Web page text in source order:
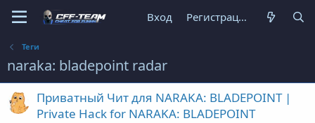
Вход Регистрация
Теги
naraka: bladepoint radar
Приватный Чит для NARAKA: BLADEPOINT |
Private Hack for NARAKA: BLADEPOINT